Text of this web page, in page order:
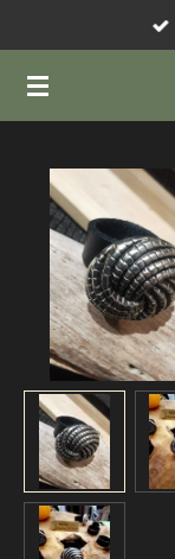
contenu
principal